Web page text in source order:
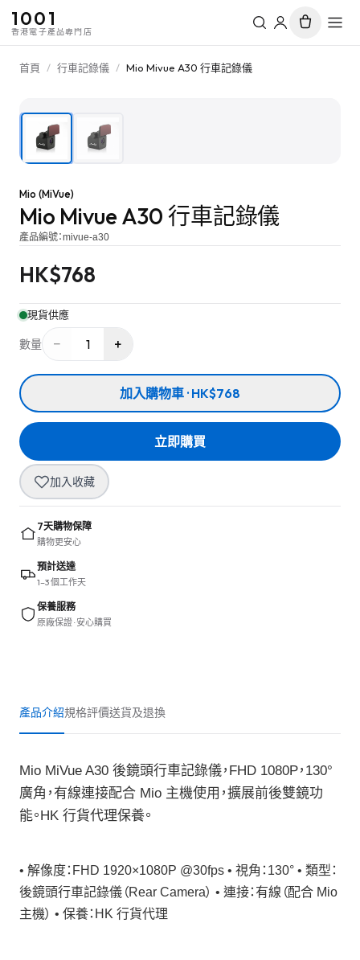
1001
香港電子產品專門店
首頁 / 行車記錄儀 / Mio Mivue A30 行車記錄儀
Mio (MiVue)
Mio Mivue A30 行車記錄儀
產品編號：mivue-a30
HK$768
現貨供應
數量 − 1 +
加入購物車 · HK$768
立即購買
加入收藏
7天購物保障
購物更安心
預計送達
1–3 個工作天
保養服務
原廠保證 · 安心購買
產品介紹規格評價送貨及退換
Mio MiVue A30 後鏡頭行車記錄儀，FHD 1080P，130°
廣角，有線連接配合 Mio 主機使用，擴展前後雙鏡功
能。HK 行貨代理保養。
• 解像度：FHD 1920×1080P @30fps • 視角：130° • 類型：
後鏡頭行車記錄儀（Rear Camera） • 連接：有線（配合 Mio
主機） • 保養：HK 行貨代理